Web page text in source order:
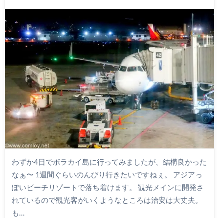
わずか4日でボラカイ島に行ってみましたが、結構良かった
なぁ〜 1週間ぐらいのんびり行きたいですねぇ。 アジアっ
ぽいビーチリゾートで落ち着けます。 観光メインに開発さ
れているので観光客がいくようなところは治安は大丈夫。
も…